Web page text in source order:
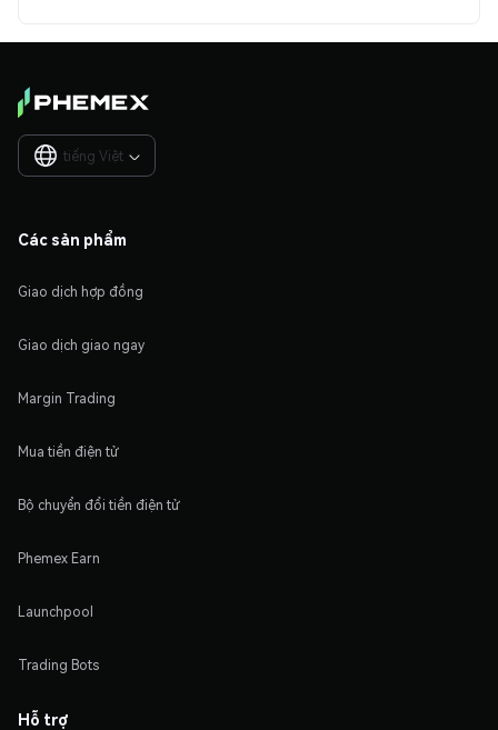
tiếng Việt 
Các sản phẩm
Giao dịch hợp đồng
Giao dịch giao ngay
Margin Trading
Mua tiền điện tử
Bộ chuyển đổi tiền điện tử
Phemex Earn
Launchpool
Trading Bots
Hỗ trợ